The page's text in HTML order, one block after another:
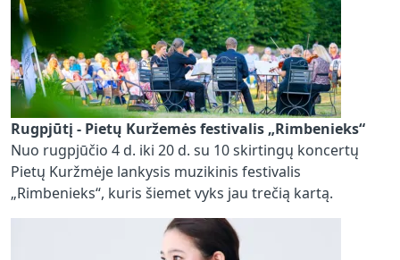
Rugpjūtį - Pietų Kuržemės festivalis „Rimbenieks“
Nuo rugpjūčio 4 d. iki 20 d. su 10 skirtingų koncertų
Pietų Kuržmėje lankysis muzikinis festivalis
„Rimbenieks“, kuris šiemet vyks jau trečią kartą.